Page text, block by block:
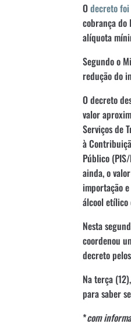
Odecreto
cobrança do
alíquota
Segundo o
redução do
O decreto
valor
Serviços de
à
Público
ainda, o
importação
álcool etílico
Nesta
coordenou
decreto
Na terça
para saber
*com